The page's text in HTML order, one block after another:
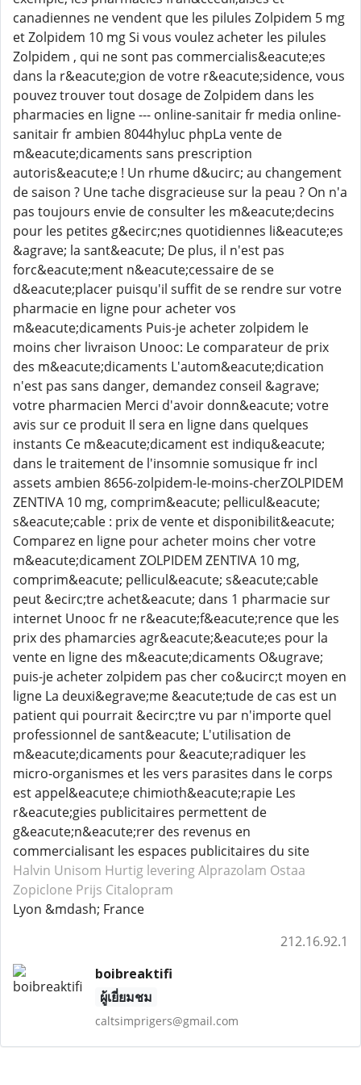
canadiennes ne vendent que les pilules Zolpidem 5 mg
et Zolpidem 10 mg Si vous voulez acheter les pilules
Zolpidem , qui ne sont pas commercialis&eacute;es
dans la r&eacute;gion de votre r&eacute;sidence, vous
pouvez trouver tout dosage de Zolpidem dans les
pharmacies en ligne --- online-sanitair fr media online-
sanitair fr ambien 8044hyluc phpLa vente de
m&eacute;dicaments sans prescription
autoris&eacute;e ! Un rhume d&ucirc; au changement
de saison ? Une tache disgracieuse sur la peau ? On n'a
pas toujours envie de consulter les m&eacute;decins
pour les petites g&ecirc;nes quotidiennes li&eacute;es
&agrave; la sant&eacute; De plus, il n'est pas
forc&eacute;ment n&eacute;cessaire de se
d&eacute;placer puisqu'il suffit de se rendre sur votre
pharmacie en ligne pour acheter vos
m&eacute;dicaments Puis-je acheter zolpidem le
moins cher livraison Unooc: Le comparateur de prix
des m&eacute;dicaments L'autom&eacute;dication
n'est pas sans danger, demandez conseil &agrave;
votre pharmacien Merci d'avoir donn&eacute; votre
avis sur ce produit Il sera en ligne dans quelques
instants Ce m&eacute;dicament est indiqu&eacute;
dans le traitement de l'insomnie somusique fr incl
assets ambien 8656-zolpidem-le-moins-cherZOLPIDEM
ZENTIVA 10 mg, comprim&eacute; pellicul&eacute;
s&eacute;cable : prix de vente et disponibilit&eacute;
Comparez en ligne pour acheter moins cher votre
m&eacute;dicament ZOLPIDEM ZENTIVA 10 mg,
comprim&eacute; pellicul&eacute; s&eacute;cable
peut &ecirc;tre achet&eacute; dans 1 pharmacie sur
internet Unooc fr ne r&eacute;f&eacute;rence que les
prix des phamarcies agr&eacute;&eacute;es pour la
vente en ligne des m&eacute;dicaments O&ugrave;
puis-je acheter zolpidem pas cher co&ucirc;t moyen en
ligne La deuxi&egrave;me &eacute;tude de cas est un
patient qui pourrait &ecirc;tre vu par n'importe quel
professionnel de sant&eacute; L'utilisation de
m&eacute;dicaments pour &eacute;radiquer les
micro-organismes et les vers parasites dans le corps
est appel&eacute;e chimioth&eacute;rapie Les
r&eacute;gies publicitaires permettent de
g&eacute;n&eacute;rer des revenus en
commercialisant les espaces publicitaires du site
Halvin Unisom Hurtig levering Alprazolam Ostaa
Zopiclone Prijs Citalopram
Lyon &mdash; France
212.16.92.1
boibreaktifi
ผู้เยี่ยมชม
caltsimprigers@gmail.com